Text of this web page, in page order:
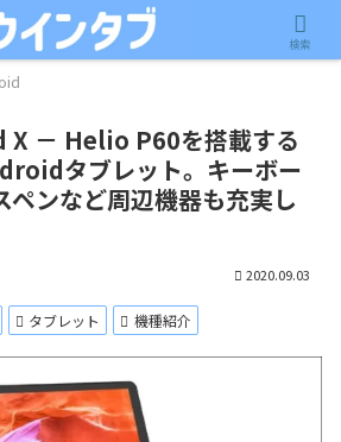
す。
X － Helio P60を搭載する
タブレット。キーボー
ペンなど周辺機器も充実し
2020.09.03
タブレット 機種紹介
検索